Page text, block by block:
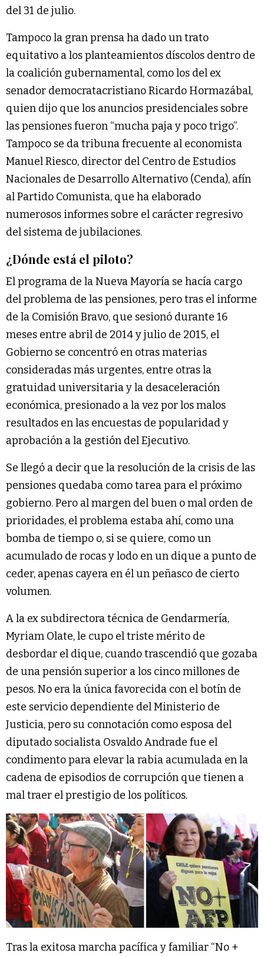
del 31 de julio.
Tampoco la gran prensa ha dado un trato
equitativo a los planteamientos díscolos dentro de
la coalición gubernamental, como los del ex
senador democratacristiano Ricardo Hormazábal,
quien dijo que los anuncios presidenciales sobre
las pensiones fueron “mucha paja y poco trigo”.
Tampoco se da tribuna frecuente al economista
Manuel Riesco, director del Centro de Estudios
Nacionales de Desarrollo Alternativo (Cenda), afín
al Partido Comunista, que ha elaborado
numerosos informes sobre el carácter regresivo
del sistema de jubilaciones.
¿Dónde está el piloto?
El programa de la Nueva Mayoría se hacía cargo
del problema de las pensiones, pero tras el informe
de la Comisión Bravo, que sesionó durante 16
meses entre abril de 2014 y julio de 2015, el
Gobierno se concentró en otras materias
consideradas más urgentes, entre otras la
gratuidad universitaria y la desaceleración
económica, presionado a la vez por los malos
resultados en las encuestas de popularidad y
aprobación a la gestión del Ejecutivo.
Se llegó a decir que la resolución de la crisis de las
pensiones quedaba como tarea para el próximo
gobierno. Pero al margen del buen o mal orden de
prioridades, el problema estaba ahí, como una
bomba de tiempo o, si se quiere, como un
acumulado de rocas y lodo en un dique a punto de
ceder, apenas cayera en él un peñasco de cierto
volumen.
A la ex subdirectora técnica de Gendarmería,
Myriam Olate, le cupo el triste mérito de
desbordar el dique, cuando trascendió que gozaba
de una pensión superior a los cinco millones de
pesos. No era la única favorecida con el botín de
este servicio dependiente del Ministerio de
Justicia, pero su connotación como esposa del
diputado socialista Osvaldo Andrade fue el
condimento para elevar la rabia acumulada en la
cadena de episodios de corrupción que tienen a
mal traer el prestigio de los políticos.
Tras la exitosa marcha pacífica y familiar “No +